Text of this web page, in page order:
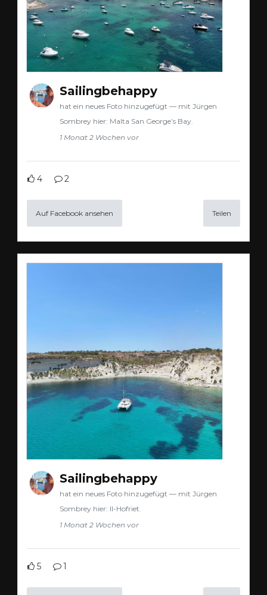
Sailingbehappy
hat ein neues Foto hinzugefügt — mit Jürgen
Sombrey hier: Malta San George’s Bay.
1 Monat 2 Wochen vor
4 2
Auf Facebook ansehen Teilen
Sailingbehappy
hat ein neues Foto hinzugefügt — mit Jürgen
Sombrey hier: Il-Hofriet.
1 Monat 2 Wochen vor
5 1